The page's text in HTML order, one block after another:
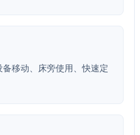
移动、床旁使用、快速定